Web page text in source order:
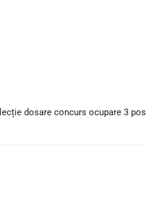
dosare concurs ocupare 3